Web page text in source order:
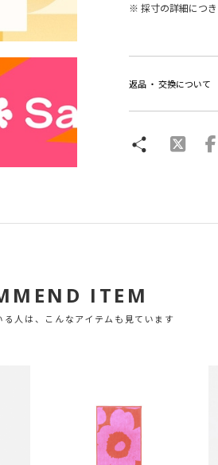
※ 採寸の詳細につ
返品 ・ 交換について
ITEM
る人は、こんなアイテムも見ています